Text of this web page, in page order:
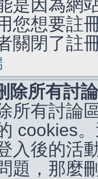
是因為網
您想要註
關閉了註
除所有討
所有討論
cookies
入後的活
題，那麼